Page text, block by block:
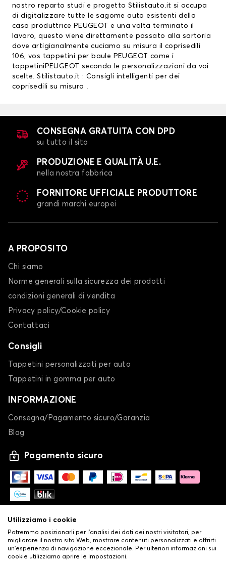
nostro reparto studi e progetto Stilistauto.it si occupa
di digitalizzare tutte le sagome auto esistenti della
casa produttrice PEUGEOT e una volta terminato il
lavoro, questo viene direttamente passato alla sartoria
dove artigianalmente cuciamo su misura il coprisedili
106, vos tappetini per baule PEUGEOT
come i
tappetiniPEUGEOT
secondo le personalizzazioni da voi
scelte. Stilistauto.it : Consigli intelligenti per dei
coprisedili su misura .
CONSEGNA GRATUITA CON DPD
su tutto il sito
PRODUZIONE E QUALITÀ U.E.
nella nostra fabbrica
FORNITORE UFFICIALE PRODUTTORE
grandi marchi europei
A PROPOSITO
Chi siamo
Norme generali sulla sicurezza dei prodotti
condizioni generali di vendita
Privacy policy/Cookie policy
Contattaci
Consigli
Tappetini personalizzati per auto
Tappetini in gomma per auto
INFORMAZIONE
Consegna/Pagamento sicuro/Garanzia
Blog
Pagamento sicuro
Utilizziamo i cookie
Potremmo posizionarli per l'analisi dei dati dei nostri visitatori, per
migliorare il nostro sito Web, mostrare contenuti personalizzati e offrirti
un'esperienza di navigazione eccezionale. Per ulteriori informazioni sui
cookie utilizziamo aprire le impostazioni.